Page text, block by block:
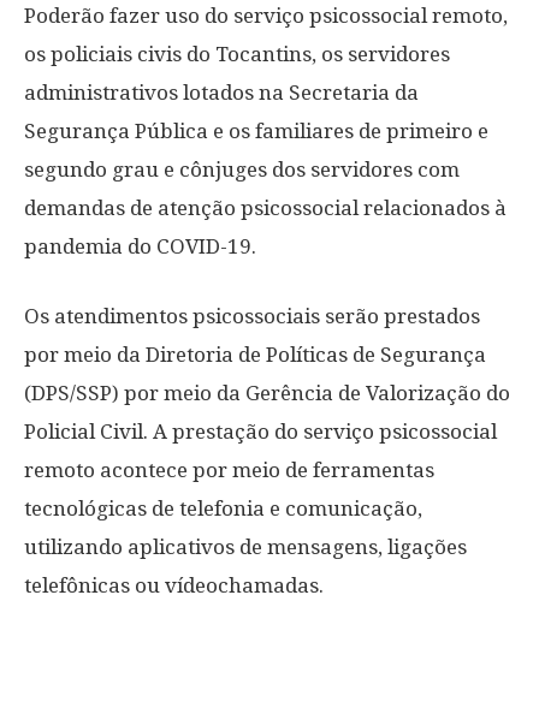
Poderão fazer uso do serviço psicossocial remoto,
os policiais civis do Tocantins, os servidores
administrativos lotados na Secretaria da
Segurança Pública e os familiares de primeiro e
segundo grau e cônjuges dos servidores com
demandas de atenção psicossocial relacionados à
pandemia do COVID-19.
Os atendimentos psicossociais serão prestados
por meio da Diretoria de Políticas de Segurança
(DPS/SSP) por meio da Gerência de Valorização do
Policial Civil. A prestação do serviço psicossocial
remoto acontece por meio de ferramentas
tecnológicas de telefonia e comunicação,
utilizando aplicativos de mensagens, ligações
telefônicas ou vídeochamadas.